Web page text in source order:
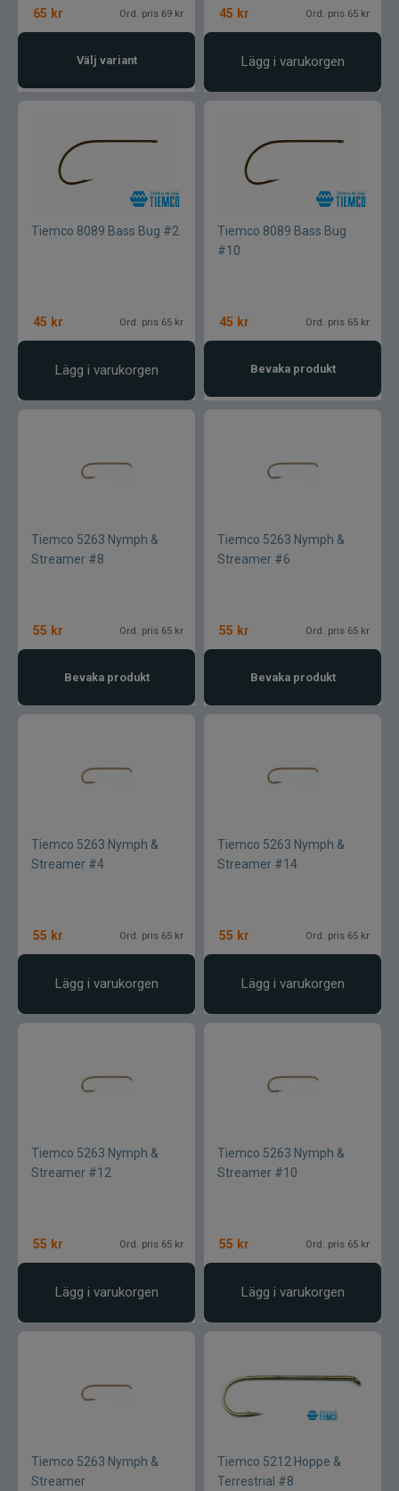
65 kr Ord. pris 69 kr
Välj variant
45 kr Ord. pris 65 kr
Lägg i varukorgen
Tiemco 8089 Bass Bug #2
45 kr Ord. pris 65 kr
Lägg i varukorgen
Tiemco 8089 Bass Bug
#10
45 kr Ord. pris 65 kr
Bevaka produkt
Tiemco 5263 Nymph &
Streamer #8
55 kr Ord. pris 65 kr
Bevaka produkt
Tiemco 5263 Nymph &
Streamer #6
55 kr Ord. pris 65 kr
Bevaka produkt
Tiemco 5263 Nymph &
Streamer #4
55 kr Ord. pris 65 kr
Lägg i varukorgen
Tiemco 5263 Nymph &
Streamer #14
55 kr Ord. pris 65 kr
Lägg i varukorgen
Tiemco 5263 Nymph &
Streamer #12
55 kr Ord. pris 65 kr
Lägg i varukorgen
Tiemco 5263 Nymph &
Streamer #10
55 kr Ord. pris 65 kr
Lägg i varukorgen
Tiemco 5263 Nymph &
Streamer
Tiemco 5212 Hoppe &
Terrestrial #8